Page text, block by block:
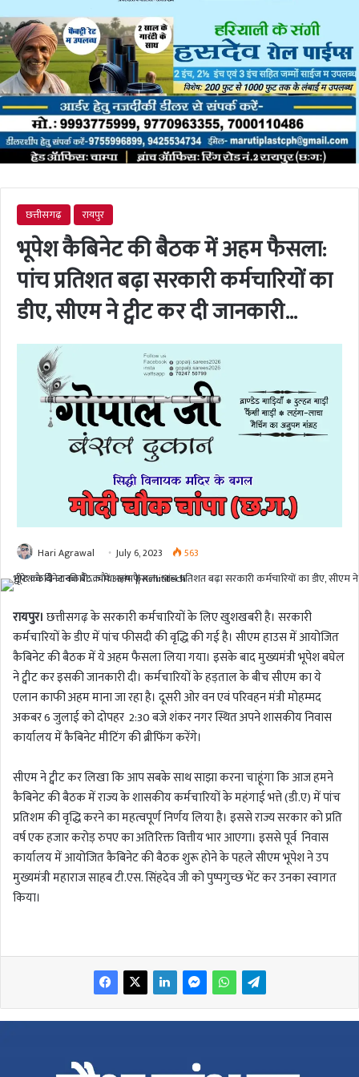
छत्तीसगढ़ रायपुर
भूपेश कैबिनेट की बैठक में अहम फैसला:
पांच प्रतिशत बढ़ा सरकारी कर्मचारियों का
डीए, सीएम ने ट्वीट कर दी जानकारी…
Hari Agrawal July 6, 2023 563
रायपुर। छत्तीसगढ़ के सरकारी कर्मचारियों के लिए खुशखबरी है। सरकारी
कर्मचारियों के डीए में पांच फीसदी की वृद्धि की गई है। सीएम हाउस में आयोजित
कैबिनेट की बैठक में ये अहम फैसला लिया गया। इसके बाद मुख्यमंत्री भूपेश बघेल
ने ट्वीट कर इसकी जानकारी दी। कर्मचारियों के हड़ताल के बीच सीएम का ये
एलान काफी अहम माना जा रहा है। दूसरी ओर वन एवं परिवहन मंत्री मोहम्मद
अकबर 6 जुलाई को दोपहर 2:30 बजे शंकर नगर स्थित अपने शासकीय निवास
कार्यालय में कैबिनेट मीटिंग की ब्रीफिंग करेंगे।
सीएम ने ट्वीट कर लिखा कि आप सबके साथ साझा करना चाहूंगा कि आज हमने
कैबिनेट की बैठक में राज्य के शासकीय कर्मचारियों के महंगाई भत्ते (डी.ए) में पांच
प्रतिशम की वृद्धि करने का महत्वपूर्ण निर्णय लिया है। इससे राज्य सरकार को प्रति
वर्ष एक हजार करोड़ रुपए का अतिरिक्त वित्तीय भार आएगा। इससे पूर्व निवास
कार्यालय में आयोजित कैबिनेट की बैठक शुरू होने के पहले सीएम भूपेश ने उप
मुख्यमंत्री महाराज साहब टी.एस. सिंहदेव जी को पुष्पगुच्छ भेंट कर उनका स्वागत
किया।